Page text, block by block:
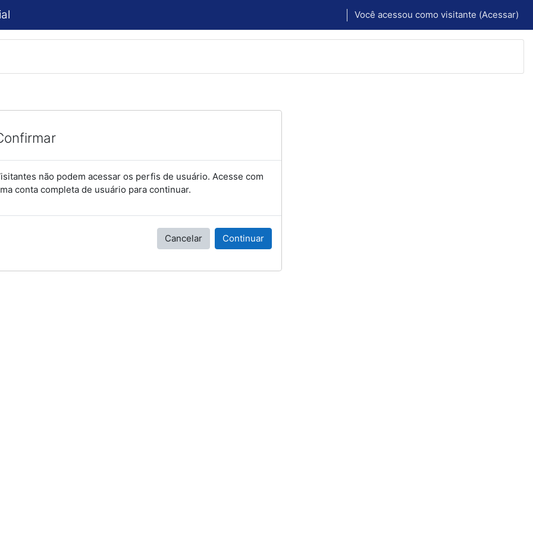
Você acessou como visitante (Acessar)
não podem acessar os perfis de usuário. Acesse com
conta completa de usuário para continuar.
Cancelar Continuar